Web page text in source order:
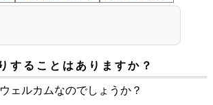
することはありますか？
ェルカムなのでしょうか？